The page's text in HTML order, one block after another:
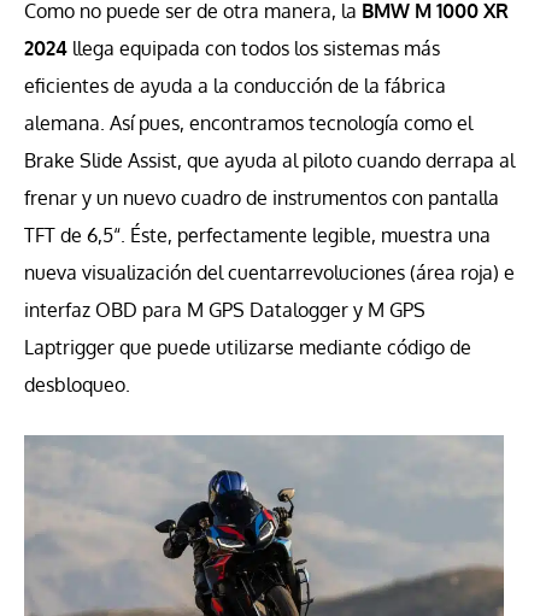
Como no puede ser de otra manera, la BMW M 1000 XR
2024 llega equipada con todos los sistemas más
eficientes de ayuda a la conducción de la fábrica
alemana. Así pues, encontramos tecnología como el
Brake Slide Assist, que ayuda al piloto cuando derrapa al
frenar y un nuevo cuadro de instrumentos con pantalla
TFT de 6,5“. Éste, perfectamente legible, muestra una
nueva visualización del cuentarrevoluciones (área roja) e
interfaz OBD para M GPS Datalogger y M GPS
Laptrigger que puede utilizarse mediante código de
desbloqueo.